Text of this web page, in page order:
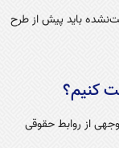
باید پیش از طرح
کنیم؟
از روابط حقوقی